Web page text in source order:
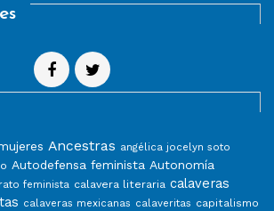
Ancestras angélica jocelyn soto
Autodefensa feminista Autonomía
feminista calavera literaria calaveras
calaveras mexicanas calaveritas capitalismo